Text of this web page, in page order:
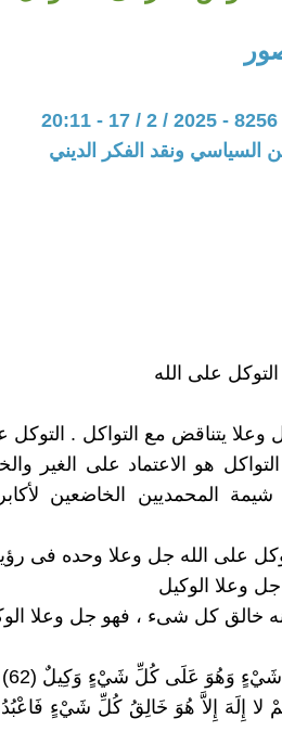
السياسي ونقد الفكر الديني
على الله
وعلا يتناقض مع التواكل .
هو الاعتماد على الغير
المحمديين الخاضعين
جل وعلا الوكيل
ولأنه خالق كل شىء ، فهو جل وعلا
لا إِلَهَ إِلاَّ هُوَ خَالِقُ كُلِّ شَيْءٍ